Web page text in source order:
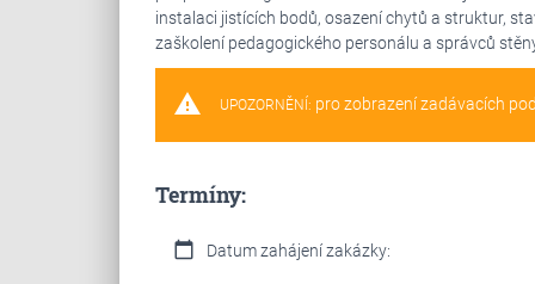
instalaci jistících bodů, osazení chytů a struktur,
zaškolení pedagogického personálu a správců
warning UPOZORNĚNÍ: pro zobrazení zadávacích
Termíny:
calendar_today Datum zahájení zakázky: